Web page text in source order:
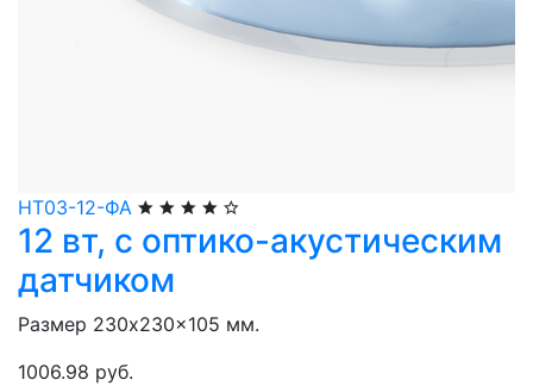
НТ03-12-ФА
12 вт, с оптико-акустическим
датчиком
Размер 230x230x105 мм.
1006.98 руб.